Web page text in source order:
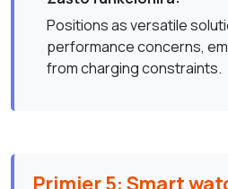
Positions as versatile
performance concerns,
from charging constraints.
Primjer 5: Smart